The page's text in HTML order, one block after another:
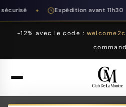
Expédition avant 11h30
-12% avec le code :